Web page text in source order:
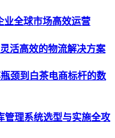
业全球市场高效运营
活高效的物流解决方案
颈到白茶电商标杆的数
管理系统选型与实施全攻